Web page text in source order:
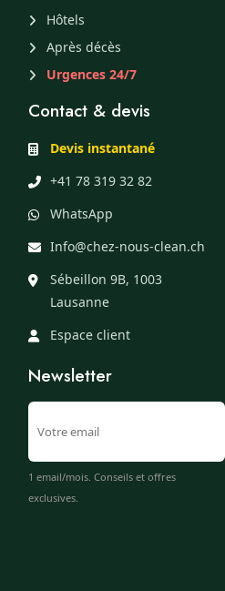
Hôtels
Après décès
Urgences 24/7
Contact & devis
Devis instantané
+41 78 319 32 82
WhatsApp
Info@chez-nous-clean.ch
Sébeillon 9B, 1003
Lausanne
Espace client
Newsletter
1 email/mois. Conseils et offres
exclusives.